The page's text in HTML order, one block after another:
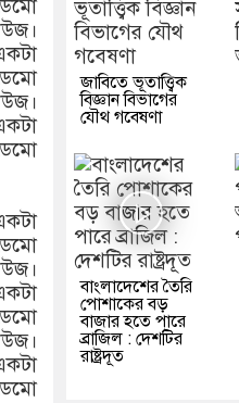
জাবিতে ভূতাত্ত্বিক
বিজ্ঞান বিভাগের
যৌথ গবেষণা
বাংলাদেশের তৈরি
পোশাকের বড়
বাজার হতে পারে
ব্রাজিল : দেশটির
রাষ্ট্রদূত